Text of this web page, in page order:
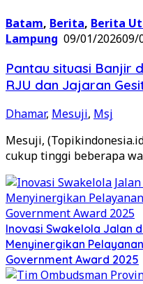
Batam, Berita, Berita
Lampung 09/01/202609/
Pantau situasi Banjir
RJU dan Jajaran
Dhamar, Mesuji, Msj
Mesuji,
cukup tinggi beberapa
Inovasi Swakelola Jalan
Menyinergikan
Government Award 2025